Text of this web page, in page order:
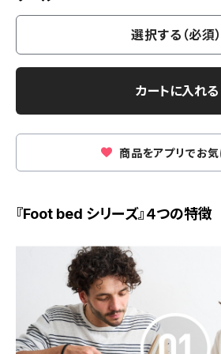
選択する（必須）
カートに入れる
商品をアプリでお
『Foot bed シリーズ』４つの特徴